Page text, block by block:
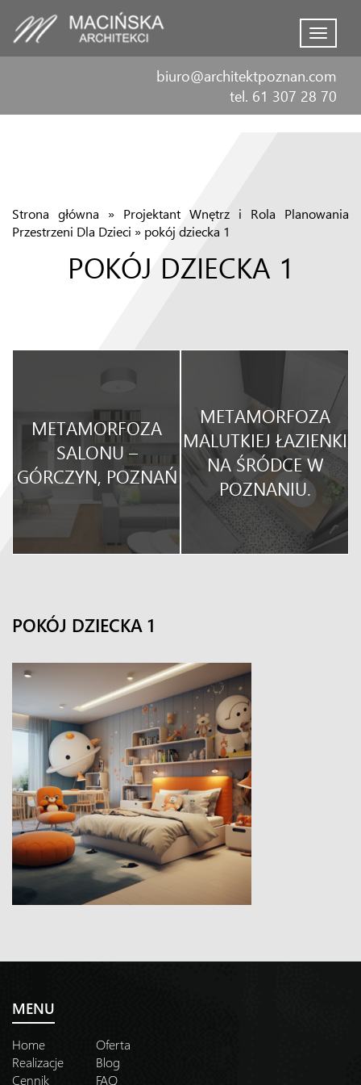
Menu
biuro@architektpoznan.com
tel. 61 307 28 70
Strona główna » Projektant Wnętrz i Rola Planowania
Przestrzeni Dla Dzieci » pokój dziecka 1
POKÓJ DZIECKA 1
METAMORFOZA
SALONU –
GÓRCZYN, POZNAŃ
METAMORFOZA
MALUTKIEJ ŁAZIENKI
NA ŚRÓDCE W
POZNANIU.
POKÓJ DZIECKA 1
MENU
Home
Oferta
Realizacje
Blog
Cennik
FAQ